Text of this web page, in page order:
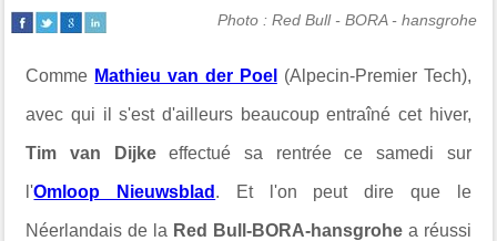
Photo : Red Bull - BORA - hansgrohe
Comme Mathieu van der Poel (Alpecin-Premier Tech),
avec qui il s'est d'ailleurs beaucoup entraîné cet hiver,
Tim van Dijkeeffectué sa rentrée ce samedi sur
l'Omloop Nieuwsblad . Et l'on peut dire que le
Néerlandais de la Red Bull-BORA-hansgrohea réussi